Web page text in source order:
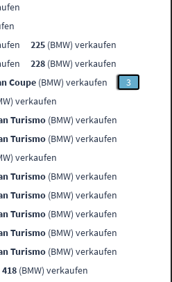
225 (BMW) verkaufen
228 (BMW) verkaufen
Coupe (BMW) verkaufen
3
verkaufen
Turismo (BMW) verkaufen
Turismo (BMW) verkaufen
verkaufen
Turismo (BMW) verkaufen
Turismo (BMW) verkaufen
Turismo (BMW) verkaufen
Turismo (BMW) verkaufen
Turismo (BMW) verkaufen
418 (BMW) verkaufen